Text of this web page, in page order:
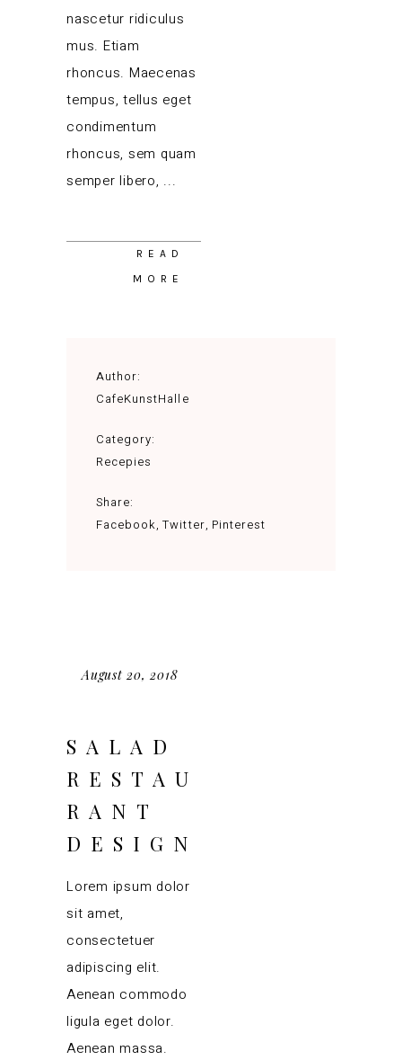
nascetur ridiculus
mus. Etiam
rhoncus. Maecenas
tempus, tellus eget
condimentum
rhoncus, sem quam
semper libero,
READ
MORE
Author:
CafeKunstHalle
Category:
Recepies
Share:
Facebook Twitter Pinterest
August 20, 2018
SALAD
RESTAU
RANT
DESIGN
Lorem ipsum dolor
sit amet,
consectetuer
adipiscing elit.
Aenean commodo
ligula eget dolor.
Aenean massa.